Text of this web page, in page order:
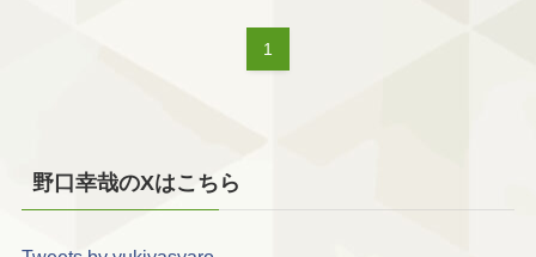
1
野口幸哉のXはこちら